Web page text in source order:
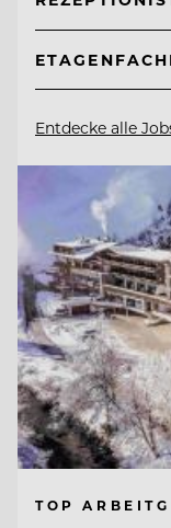
Entdecke alle
TOP